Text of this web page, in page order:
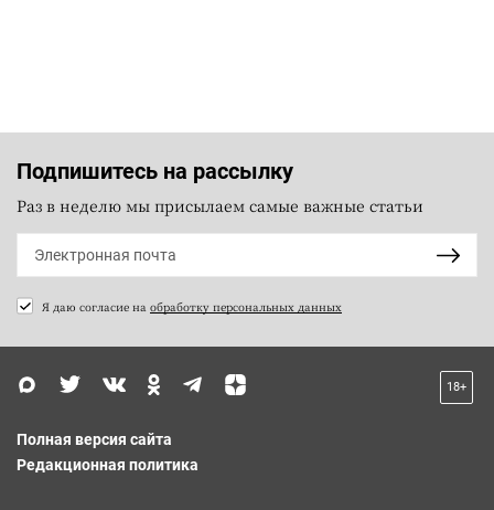
Подпишитесь на рассылку
Раз в неделю мы присылаем самые важные статьи
Я даю согласие на обработку персональных данных
18+
Полная версия сайта
Редакционная политика